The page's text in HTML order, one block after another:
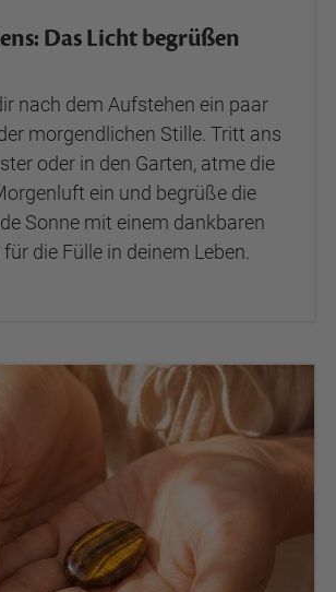
Das Licht begrüßen
nach dem Aufstehen ein paar
morgendlichen Stille. Tritt ans
oder in den Garten, atme die
ein und begrüße die
Sonne mit einem dankbaren
die Fülle in deinem Leben.